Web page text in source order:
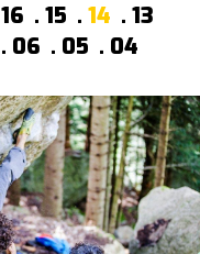
16 15 14
13
06 05 04